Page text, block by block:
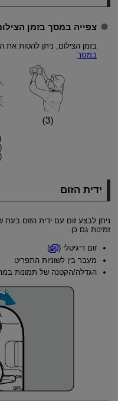
צפייה במסך בזמן
בזמן הצילום, ניתן להטות את
במסך.
(1)
(2)
(3) זווית גבוהה
ידית הזום
ניתן לבצע זום עם ידית הזום
זמינות גם כן.
זום דיגיטלי (
)
מעבר בין לשוניות התפריט
הגדלה/הקטנה של תמונות